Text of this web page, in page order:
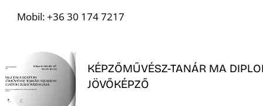
Mobil: +36 30 174 7217
KÉPZŐMŰVÉSZ-TANÁR MA
JÖVŐKÉPZŐ